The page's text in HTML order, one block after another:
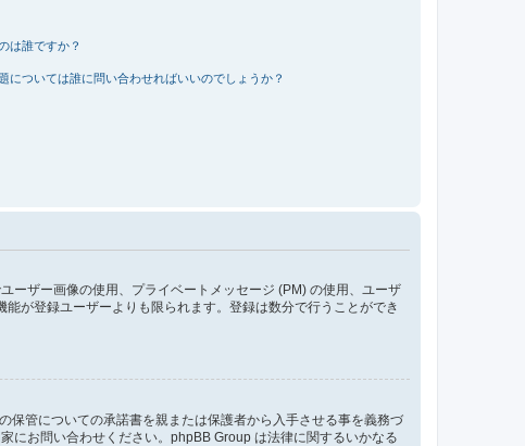
は誰ですか？
については誰に問い合わせればいいのでしょうか？
ーザー画像の使用、プライベートメッセージ (PM) の使用、ユーザ
が登録ユーザーよりも限られます。登録は数分で行うことができ
保管についての承諾書を親または保護者から入手させる事を義務づ
にお問い合わせください。phpBB Group は法律に関するいかなる